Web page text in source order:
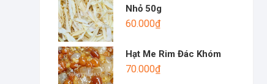
Nhỏ 50g
60.000₫
Hạt Me Rim Đác Khóm
70.000₫